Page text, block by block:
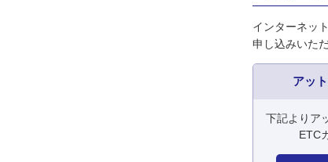
インターネッ
申し込みいた
アッ
下記よりア
ETC